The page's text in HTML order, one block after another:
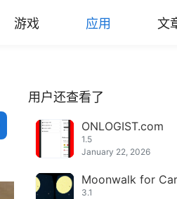
游戏 应用 文
用户还查看了
ONLOGIST.com
1.5
January 22, 2026
Moonwalk for
3.1